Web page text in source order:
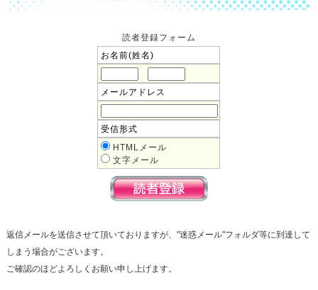
読者登録フォーム
お名前(姓名)
メールアドレス
受信形式
HTMLメール
文字メール
返信メールを送信させて頂いておりますが、"迷惑メール"フォルダ等に到達して
しまう場合がございます。
ご確認のほどよろしくお願い申し上げます。